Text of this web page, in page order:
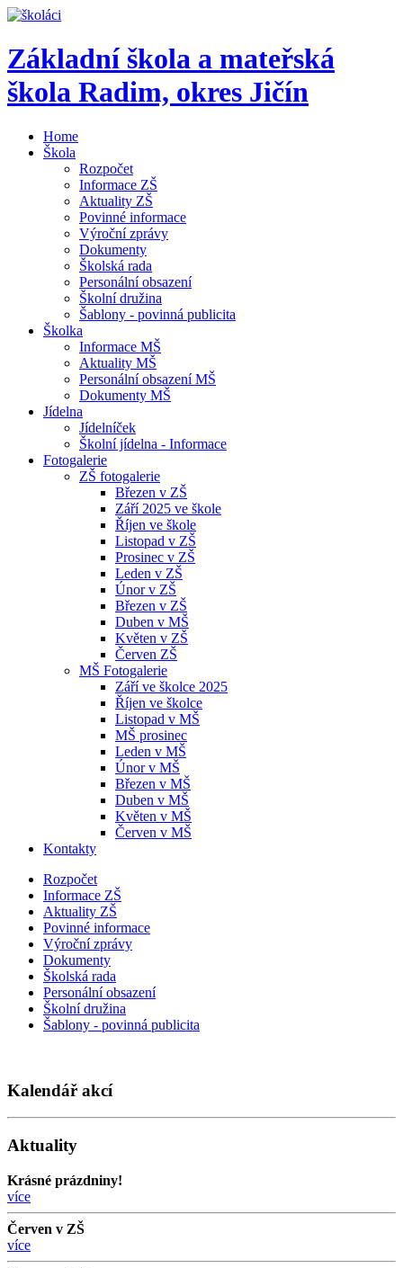
Základní škola a mateřská
škola Radim, okres Jičín
Home
Škola
Rozpočet
Informace ZŠ
Aktuality ZŠ
Povinné informace
Výroční zprávy
Dokumenty
Školská rada
Personální obsazení
Školní družina
Šablony - povinná publicita
Školka
Informace MŠ
Aktuality MŠ
Personální obsazení MŠ
Dokumenty MŠ
Jídelna
Jídelníček
Školní jídelna - Informace
Fotogalerie
ZŠ fotogalerie
Březen v ZŠ
Září 2025 ve škole
Říjen ve škole
Listopad v ZŠ
Prosinec v ZŠ
Leden v ZŠ
Únor v ZŠ
Březen v ZŠ
Duben v MŠ
Květen v ZŠ
Červen ZŠ
MŠ Fotogalerie
Září ve školce 2025
Říjen ve školce
Listopad v MŠ
MŠ prosinec
Leden v MŠ
Únor v MŠ
Březen v MŠ
Duben v MŠ
Květen v MŠ
Červen v MŠ
Kontakty
Rozpočet
Informace ZŠ
Aktuality ZŠ
Povinné informace
Výroční zprávy
Dokumenty
Školská rada
Personální obsazení
Školní družina
Šablony - povinná publicita
Kalendář akcí
Aktuality
Krásné prázdniny!
více
Červen v ZŠ
více